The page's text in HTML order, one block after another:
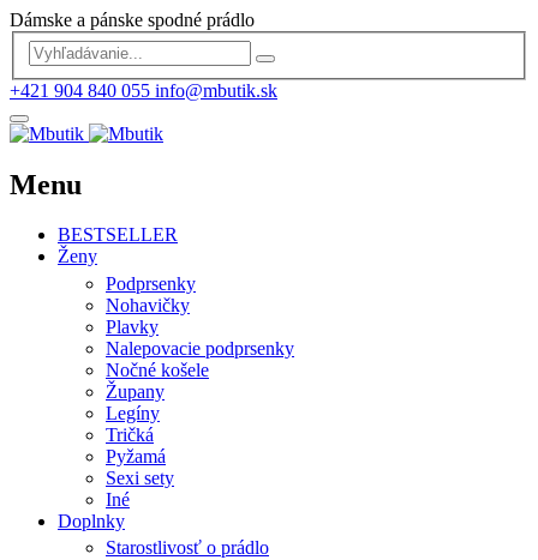
Dámske a pánske spodné prádlo
+421 904 840 055 info@mbutik.sk
Menu
BESTSELLER
Ženy
Podprsenky
Nohavičky
Plavky
Nalepovacie podprsenky
Nočné košele
Župany
Legíny
Tričká
Pyžamá
Sexi sety
Iné
Doplnky
Starostlivosť o prádlo